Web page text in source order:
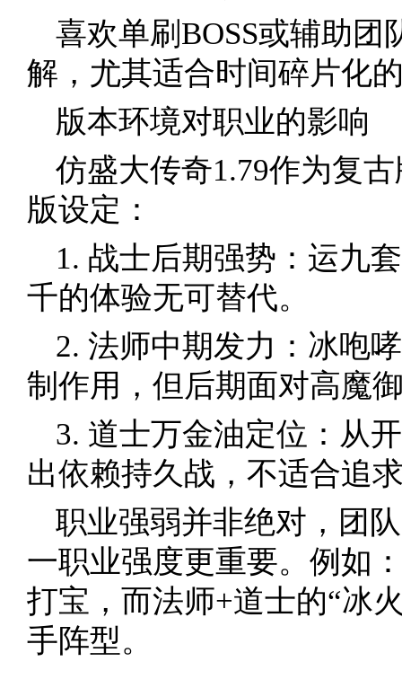
喜欢单刷BOSS或辅助
解，尤其适合时间碎片化
版本环境对职业的影响
仿盛大传奇1.79作为复
版设定：
1. 战士后期强势：运九
千的体验无可替代。
2. 法师中期发力：冰咆
制作用，但后期面对高魔
3. 道士万金油定位：从
出依赖持久战，不适合追
职业强弱并非绝对，团
一职业强度更重要。例如
打宝，而法师+道士的“冰
手阵型。